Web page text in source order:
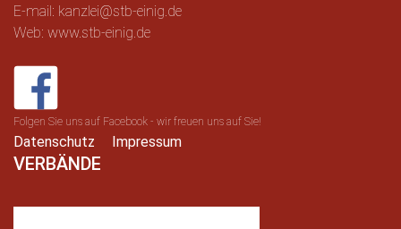
E-mail: kanzlei@stb-einig.de
Web: www.stb-einig.de
Folgen Sie uns auf Facebook - wir freuen uns auf Sie!
Datenschutz Impressum
VERBÄNDE